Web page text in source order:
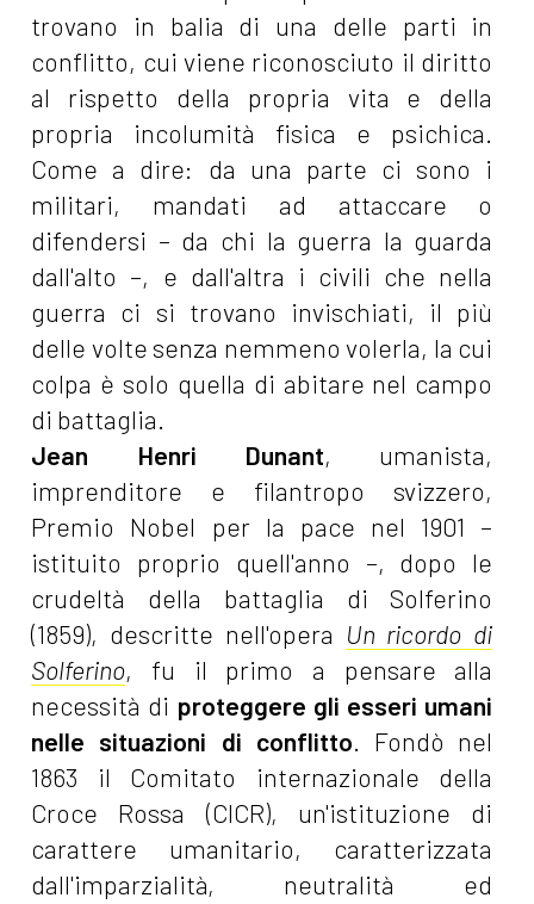
trovano in balia di una delle parti in
conflitto, cui viene riconosciuto il diritto
al rispetto della propria vita e della
propria incolumità fisica e psichica.
Come a dire: da una parte ci sono i
militari, mandati ad attaccare o
difendersi – da chi la guerra la guarda
dall'alto –, e dall'altra i civili che nella
guerra ci si trovano invischiati, il più
delle volte senza nemmeno volerla, la cui
colpa è solo quella di abitare nel campo
di battaglia.
Jean Henri Dunant, umanista,
imprenditore e filantropo svizzero,
Premio Nobel per la pace nel 1901 –
istituito proprio quell'anno –, dopo le
crudeltà della battaglia di Solferino
(1859), descritte nell'opera Un ricordo di
Solferino, fu il primo a pensare alla
necessità di proteggere gli esseri umani
nelle situazioni di conflitto. Fondò nel
1863 il Comitato internazionale della
Croce Rossa (CICR), un'istituzione di
carattere umanitario, caratterizzata
dall'imparzialità, neutralità ed